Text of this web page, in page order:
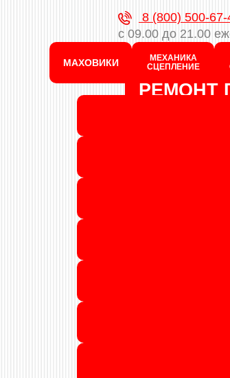
8 (800) 500-67-
с 09.00 до 21.00
МАХОВИКИ
МЕХАНИКА
СЦЕПЛЕНИЕ
РЕМОНТ